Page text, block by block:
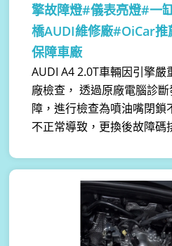
擎故障燈#儀表亮燈#一
橋AUDI維修廠#OiCar
保障車廠
AUDI A4 2.0T車輛因引擎
廠檢查， 透過原廠電腦診
障，進行檢查為噴油嘴閉鎖
不正常導致，更換後故障碼